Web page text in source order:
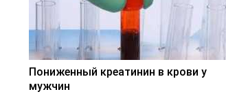
Пониженный креатинин в крови у
мужчин